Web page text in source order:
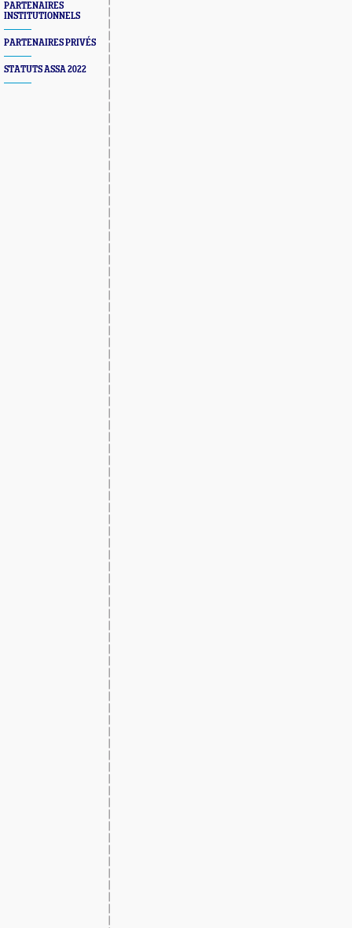
PARTENAIRES
INSTITUTIONNELS
PARTENAIRES PRIVÉS
STATUTS ASSA 2022